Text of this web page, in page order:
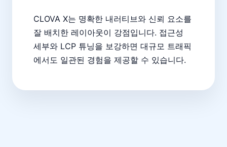
CLOVA X는 명확한 내러티브와 신뢰 요소를
잘 배치한 레이아웃이 강점입니다. 접근성
세부와 LCP 튜닝을 보강하면 대규모 트래픽
에서도 일관된 경험을 제공할 수 있습니다.